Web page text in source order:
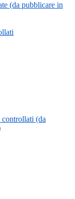
(da pubblicare in
(da